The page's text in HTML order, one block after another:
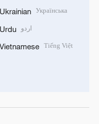
Ukrainian Українська
Urdu اردو
Vietnamese Tiếng Việt